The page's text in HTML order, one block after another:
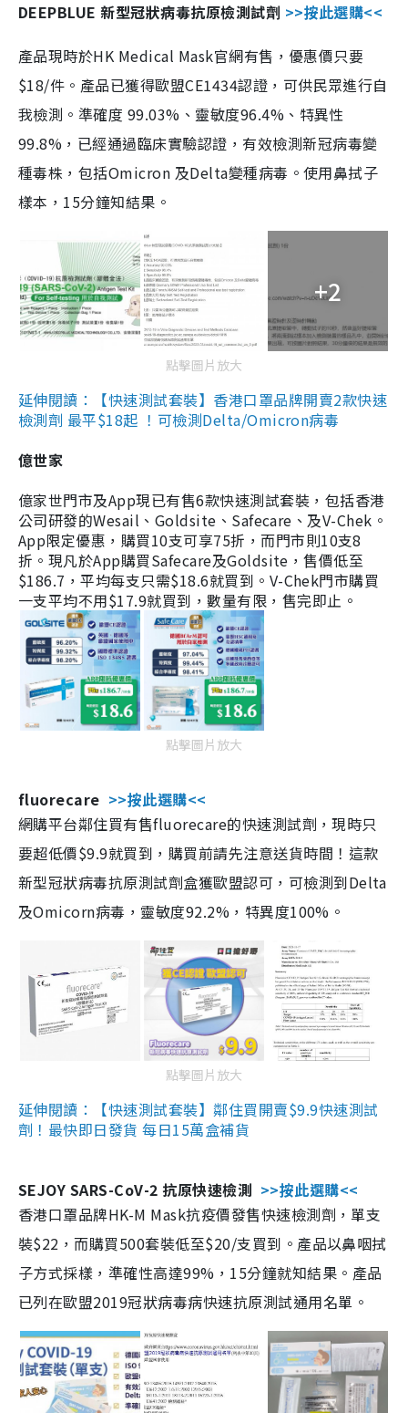
DEEPBLUE 新型冠狀病毒抗原檢測試劑 >>按此選購<<
產品現時於HK Medical Mask官網有售，優惠價只要
$18/件。產品已獲得歐盟CE1434認證，可供民眾進行自
我檢測。準確度 99.03%、靈敏度96.4%、特異性
99.8%，已經通過臨床實驗認證，有效檢測新冠病毒變
種毒株，包括Omicron 及Delta變種病毒。使用鼻拭子
樣本，15分鐘知結果。
+2
點擊圖片放大
延伸閱讀：【快速測試套裝】香港口罩品牌開賣2款快速
檢測劑 最平$18起 ！可檢測Delta/Omicron病毒
億世家
億家世門市及App現已有售6款快速測試套裝，包括香港
公司研發的Wesail、Goldsite、Safecare、及V-Chek。
App限定優惠，購買10支可享75折，而門市則10支8
折。現凡於App購買Safecare及Goldsite，售價低至
$186.7，平均每支只需$18.6就買到。V-Chek門市購買
一支平均不用$17.9就買到，數量有限，售完即止。
點擊圖片放大
fluorecare >>按此選購<<
網購平台鄰住買有售fluorecare的快速測試劑，現時只
要超低價$9.9就買到，購買前請先注意送貨時間！這款
新型冠狀病毒抗原測試劑盒獲歐盟認可，可檢測到Delta
及Omicorn病毒，靈敏度92.2%，特異度100%。
點擊圖片放大
延伸閱讀：【快速測試套裝】鄰住買開賣$9.9快速測試
劑！最快即日發貨 每日15萬盒補貨
SEJOY SARS-CoV-2 抗原快速檢測 >>按此選購<<
香港口罩品牌HK-M Mask抗疫價發售快速檢測劑，單支
裝$22，而購買500套裝低至$20/支買到。產品以鼻咽拭
子方式採樣，準確性高達99%，15分鐘就知結果。產品
已列在歐盟2019冠狀病毒病快速抗原測試通用名單。